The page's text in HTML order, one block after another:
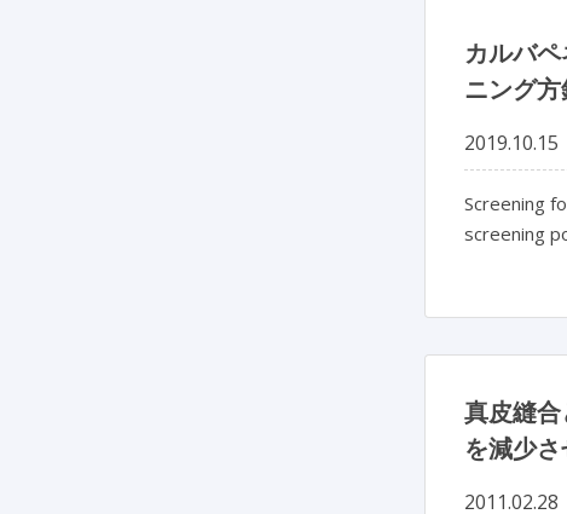
カルバ
ニング
2019.10.15
Screening
screening
真皮縫
を減少さ
2011.02.28